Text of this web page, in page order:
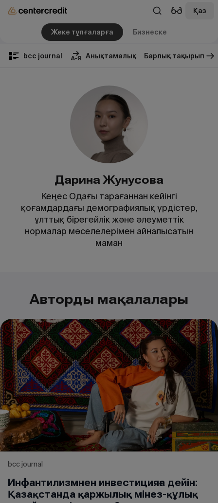
Қаз
Жеке тұлғаларға Бизнеске
bcc journal Анықтамалық Барлық тақырып
Дарина Жунусова
Кеңес Одағы тарағаннан кейінгі
қоғамдардағы демографиялық үрдістер,
ұлттық бірегейлік және әлеуметтік
нормалар мәселелерімен айналысатын
маман
Автордың мақалалары
bcc journal
Инфантилизмнен инвестицияға дейін:
Қазақстанда қаржылық мінез-құлық